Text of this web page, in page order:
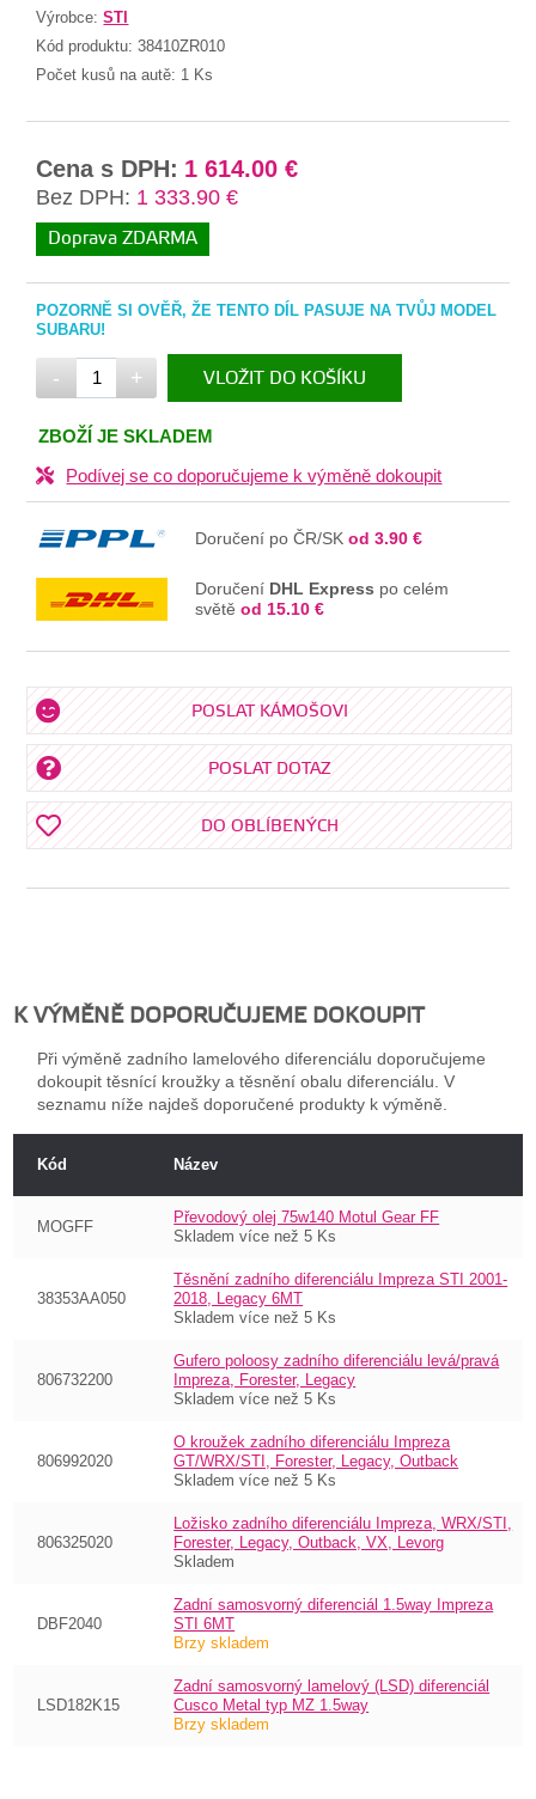
Výrobce:STI
Kód produktu:38410ZR010
Počet kusů na autě: 1 Ks
Cena s DPH: 1 614.00 €
Bez DPH: 1 333.90 €
Doprava ZDARMA
POZORNĚ SI OVĚŘ, ŽE TENTO DÍL PASUJE NA TVŮJ MODEL
SUBARU!
- + VLOŽIT DO KOŠÍKU
ZBOŽÍ JE SKLADEM
Podívej se co doporučujeme k výměně dokoupit
Doručení po ČR/SKod 3.90 €
Doručení DHL Express po celém
světěod 15.10 €
POSLAT KÁMOŠOVI
POSLAT DOTAZ
DO OBLÍBENÝCH
K VÝMĚNĚ DOPORUČUJEME DOKOUPIT
Při výměně zadního lamelového diferenciálu doporučujeme
dokoupit těsnící kroužky a těsnění obalu diferenciálu. V
seznamu níže najdeš doporučené produkty k výměně.
Kód Název
MOGFF
Převodový olej 75w140 Motul Gear FF
Skladem více než 5 Ks
38353AA050
Těsnění zadního diferenciálu Impreza STI 2001-
2018, Legacy 6MT
Skladem více než 5 Ks
806732200
Gufero poloosy zadního diferenciálu levá/pravá
Impreza, Forester, Legacy
Skladem více než 5 Ks
806992020
O kroužek zadního diferenciálu Impreza
GT/WRX/STI, Forester, Legacy, Outback
Skladem více než 5 Ks
806325020
Ložisko zadního diferenciálu Impreza, WRX/STI,
Forester, Legacy, Outback, VX, Levorg
Skladem
DBF2040
Zadní samosvorný diferenciál 1.5way Impreza
STI 6MT
Brzy skladem
LSD182K15
Zadní samosvorný lamelový (LSD) diferenciál
Cusco Metal typ MZ 1.5way
Brzy skladem